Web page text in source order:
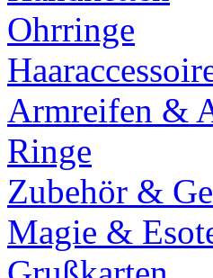
Ohrringe
Armreifen &
Ringe
Zubehör &
Magie &